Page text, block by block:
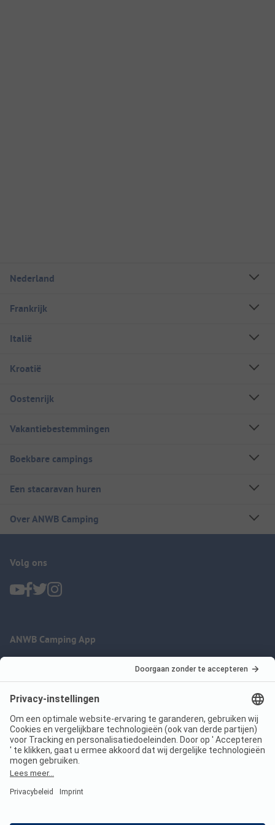
Nederland
Frankrijk
Italië
Kroatië
Oostenrijk
Vakantiebestemmingen
Boekbare campings
Een stacaravan huren
Over ANWB Camping
Volg ons
ANWB Camping App
Imprint
Jouw privacy
Voorwaarden
Wet digitale diensten